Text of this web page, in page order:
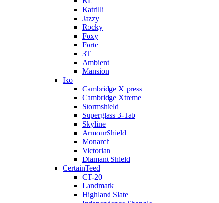
Katrilli
Jazzy
Rocky
Foxy
Forte
3T
Ambient
Mansion
Iko
Cambridge X-press
Cambridge Xtreme
Stormshield
Superglass 3-Tab
Skyline
ArmourShield
Monarch
Victorian
Diamant Shield
CertainTeed
CT-20
Landmark
Highland Slate